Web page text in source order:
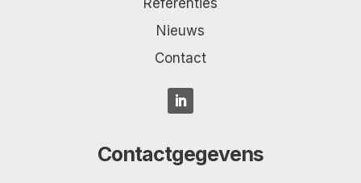
Nieuws
Contact
Contactgegevens